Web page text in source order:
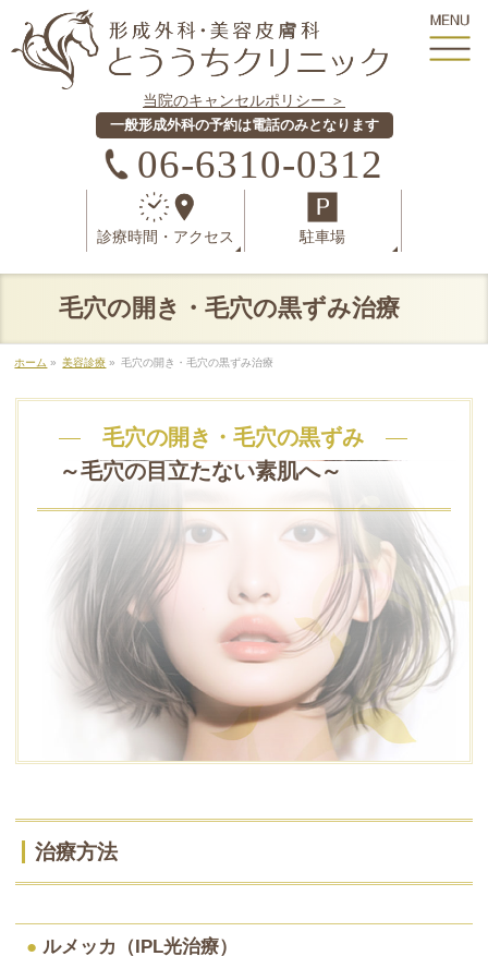
当院のキャンセルポリシー ＞
一般形成外科の予約は電話のみとなります
06-6310-0312
診療時間 ・ アクセス 駐車場
毛穴の開き・毛穴の黒ずみ治療
ホーム » 美容診療 » 毛穴の開き・毛穴の黒ずみ治療
毛穴の開き・毛穴の黒ずみ
～毛穴の目立たない素肌へ～
治療方法
● ルメッカ（IPL光治療）